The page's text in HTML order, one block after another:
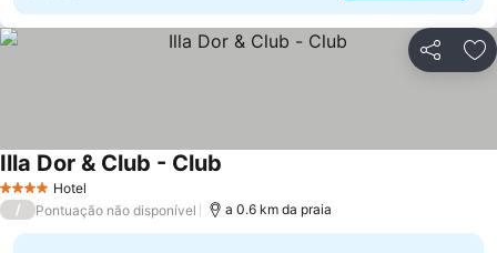
Partilhar
4 EstrelasHotel
Illa Dor & Club - Club
/ Pontuação não disponível a 0.6 km da praia